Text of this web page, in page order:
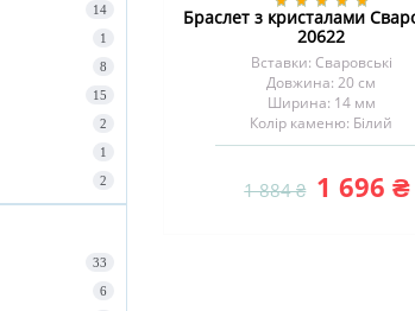
14
1
8
15
2
1
2
33
6
Браслет з кристалами
20622
Вставки: Сваровські
Довжина: 20 см
Ширина: 14 мм
Колір каменю: Білий
1 884 ₴ 1 696 ₴